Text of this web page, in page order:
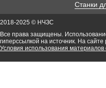
Станки
2018-2025 © НЧЗС
Все права защищены.
гиперссылкой на источник. На
Условия использования материалов